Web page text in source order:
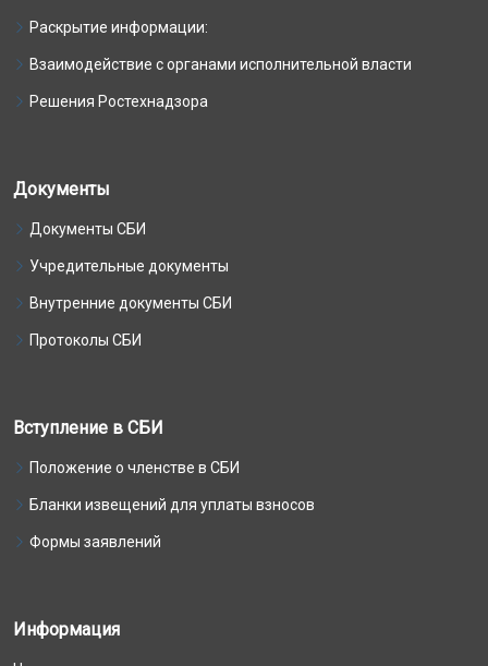
Раскрытие информации:
Взаимодействие с органами исполнительной власти
Решения Ростехнадзора
Документы
Документы СБИ
Учредительные документы
Внутренние документы СБИ
Протоколы СБИ
Вступление в СБИ
Положение о членстве в СБИ
Бланки извещений для уплаты взносов
Формы заявлений
Информация